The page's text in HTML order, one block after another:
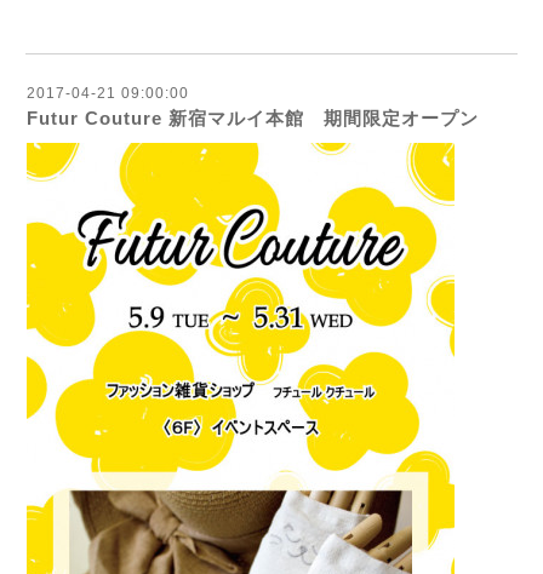
2017-04-21 09:00:00
Futur Couture 新宿マルイ本館 期間限定オープン